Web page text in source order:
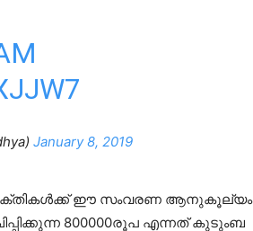
January 8, 2019
ഈ സംവരണ ആനുകൂല്യം
800000രൂപ എന്നത് കുടുംബ